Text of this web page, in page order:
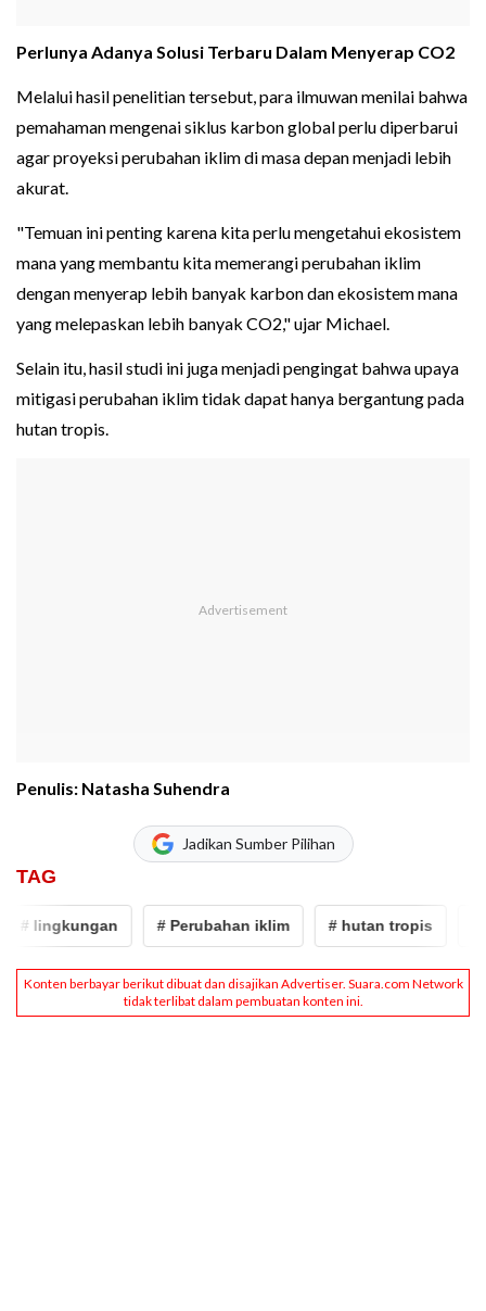
Perlunya Adanya Solusi Terbaru Dalam Menyerap CO2
Melalui hasil penelitian tersebut, para ilmuwan menilai bahwa
pemahaman mengenai siklus karbon global perlu diperbarui
agar proyeksi perubahan iklim di masa depan menjadi lebih
akurat.
"Temuan ini penting karena kita perlu mengetahui ekosistem
mana yang membantu kita memerangi perubahan iklim
dengan menyerap lebih banyak karbon dan ekosistem mana
yang melepaskan lebih banyak CO2," ujar Michael.
Selain itu, hasil studi ini juga menjadi pengingat bahwa upaya
mitigasi perubahan iklim tidak dapat hanya bergantung pada
hutan tropis.
Penulis: Natasha Suhendra
Jadikan Sumber Pilihan
TAG
# lingkungan # Perubahan iklim # hutan tropis